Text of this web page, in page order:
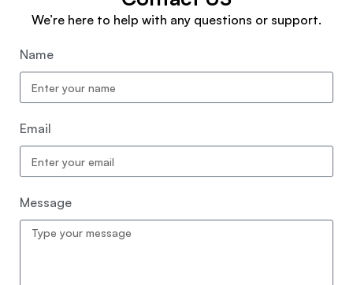
We’re here to help with any questions or support.
Name
Email
Message